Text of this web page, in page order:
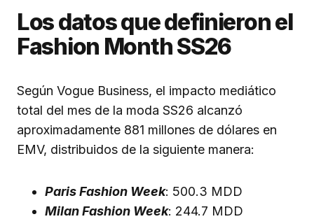
Los datos que definieron el
Fashion Month SS26
Según Vogue Business, el impacto mediático
total del mes de la moda SS26 alcanzó
aproximadamente 881 millones de dólares en
EMV, distribuidos de la siguiente manera:
Paris Fashion Week: 500.3 MDD
Milan Fashion Week: 244.7 MDD